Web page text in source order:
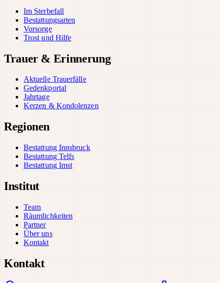
Im Sterbefall
Bestattungsarten
Vorsorge
Trost und Hilfe
Trauer & Erinnerung
Aktuelle Trauerfälle
Gedenkportal
Jahrtage
Kerzen & Kondolenzen
Regionen
Bestattung Innsbruck
Bestattung Telfs
Bestattung Imst
Institut
Team
Räumlichkeiten
Partner
Über uns
Kontakt
Kontakt